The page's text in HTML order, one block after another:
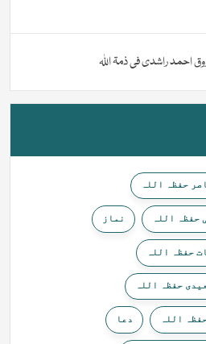
احمد راشدی فی ذمۃ اللہ
حفظہ اللہ
حفظہ اللہ نماز
حفظہ اللہ
حفظہ اللہ
اللہ دعا